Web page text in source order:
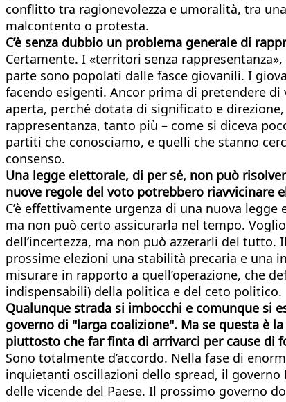
conflitto tra ragionevolezza e umoralità, tra
malcontento o protesta.
C’è senza dubbio un problema generale di
Certamente. I «territori senza
parte sono popolati dalle fasce giovanili. I
facendo esigenti. Ancor prima di pretendere
aperta, perché dotata di significato e
rappresentanza, tanto più – come si diceva
partiti che conosciamo, e quelli che stanno
consenso.
Una legge elettorale, di per sé, non può
nuove regole del voto potrebbero
C’è effettivamente urgenza di una nuova
ma non può certo assicurarla nel tempo.
dell’incertezza, ma non può azzerarli del
prossime elezioni una stabilità precaria e una
misurare in rapporto a quell’operazione, che
indispensabili) della politica e del ceto politico.
Qualunque strada si imbocchi e comunque si
governo di "larga coalizione". Ma se questa è
piuttosto che far finta di arrivarci per cause di
Sono totalmente d’accordo. Nella fase di
inquietanti oscillazioni dello spread, il
delle vicende del Paese. Il prossimo governo